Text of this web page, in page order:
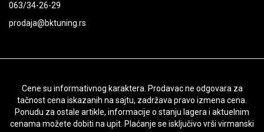
063/34-26-29
prodaja@bktuning.rs
Cene su informativnog karaktera. Prodavac ne odgovara za
tačnost cena iskazanih na sajtu, zadržava pravo izmena cena.
Ponudu za ostale artikle, informacije o stanju lagera i aktuelnim
cenama možete dobiti na upit. Plaćanje se isključivo vrši virmanski